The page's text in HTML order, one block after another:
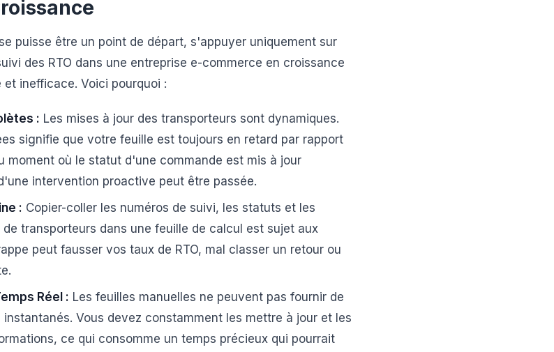
puisse être un point de départ, s'appuyer uniquement sur
des RTO dans une entreprise e-commerce en croissance
inefficace. Voici pourquoi :
: Les mises à jour des transporteurs sont dynamiques.
signifie que votre feuille est toujours en retard par rapport
moment où le statut d'une commande est mis à jour
intervention proactive peut être passée.
: Copier-coller les numéros de suivi, les statuts et les
transporteurs dans une feuille de calcul est sujet aux
peut fausser vos taux de RTO, mal classer un retour ou
Réel : Les feuilles manuelles ne peuvent pas fournir de
Vous devez constamment les mettre à jour et les
ce qui consomme un temps précieux qui pourrait